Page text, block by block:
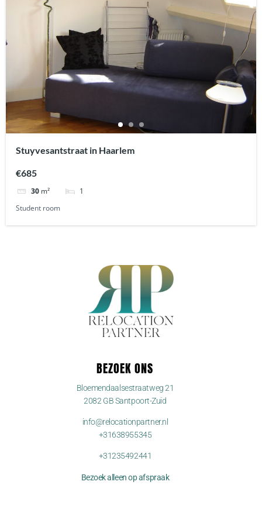
Stuyvesantstraat in Haarlem
€685
30 m²
1
Student room
BEZOEK ONS
Bloemendaalsestraatweg 21
2082 GB Santpoort-Zuid
info@relocationpartner.nl
+31638955345
+31235492441
Bezoek alleen op afspraak